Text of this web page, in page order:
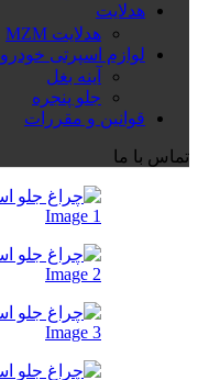
هدلایت
هدلایت MZM
لوازم اسپرتی خودرو
آینه بغل
جلو پنجره
قوانین و مقررات
تماس با ما